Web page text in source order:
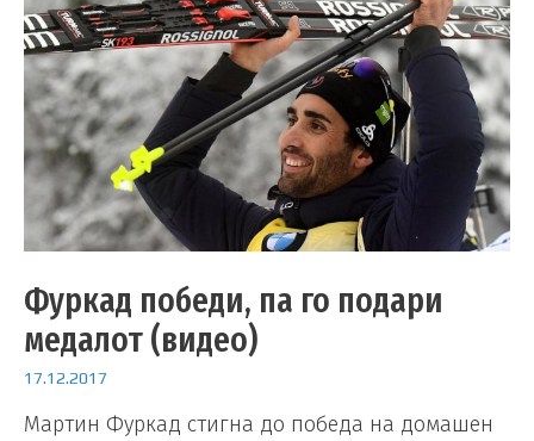
Фуркад победи, па го подари
медалот (видео)
17.12.2017
Мартин Фуркад стигна до победа на домашен